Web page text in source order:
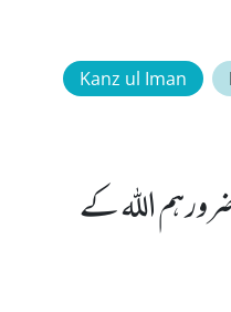
Kanz ul Iman
ہم اللہ کے